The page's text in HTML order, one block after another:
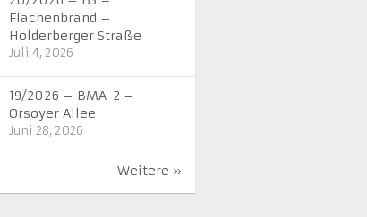
Flächenbrand –
Holderberger Straße
Juli 4, 2026
19/2026 – BMA-2 –
Orsoyer Allee
Juni 28, 2026
Weitere »